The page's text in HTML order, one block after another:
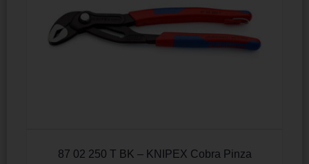
87 02 250 T BK – KNIPEX Cobra Pinza